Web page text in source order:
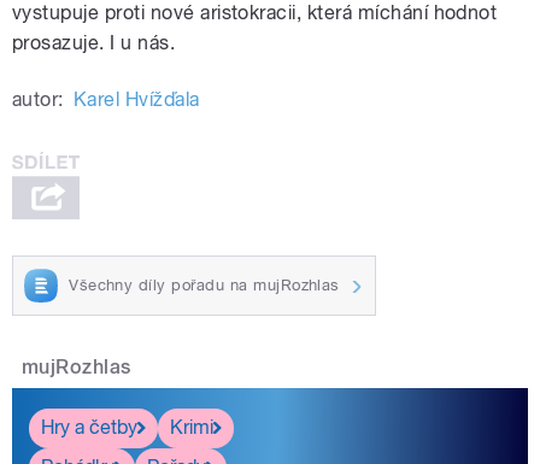
vystupuje proti nové aristokracii, která míchání hodnot
prosazuje. I u nás.
autor: Karel Hvížďala
Všechny díly pořadu na mujRozhlas
mujRozhlas
Hry a četby
Krimi